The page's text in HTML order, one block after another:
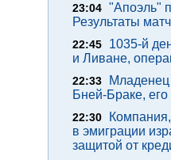
23:04 "Апоэль"
Результаты
22:45
1035-й
и Ливане,
22:33
Младенец
Бней-Браке, его
22:30
в эмиграции
защитой от